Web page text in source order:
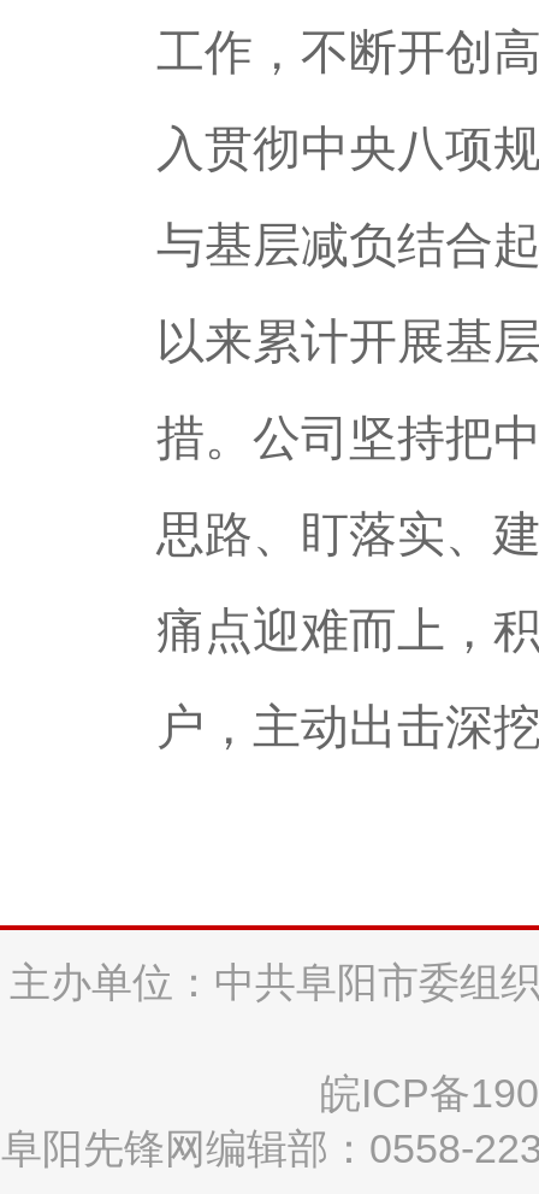
工作，不断开创
入贯彻中央八项
与基层减负结合
以来累计开展基
措。公司坚持把
思路、盯落实、
痛点迎难而上，
户，主动出击深
主办单位：中共阜阳市委组
皖ICP备
阜阳先锋网编辑部：0558-